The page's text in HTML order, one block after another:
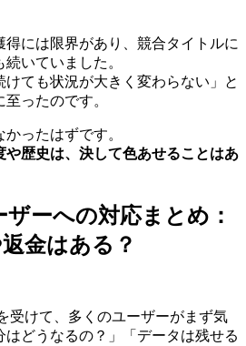
得には限界があり、競合タイトルに
いていました。
ても状況が大きく変わらない」と
ったのです。
ったはずです。
や歴史は、決して色あせることはあ
ザーへの対応まとめ：
金はある？
受けて、多くのユーザーがまず気
はどうなるの？」「データは残せる